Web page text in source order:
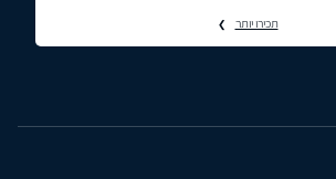
תכירו יותר